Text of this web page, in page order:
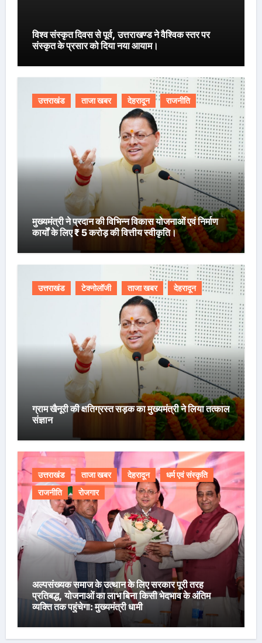
विश्व संस्कृत दिवस से पूर्व, उत्तराखण्ड ने वैश्विक स्तर पर
संस्कृत के प्रसार को दिया नया आयाम।
उत्तराखंड ताजा खबर देहरादून राजनीति
मुख्यमंत्री ने प्रदान की विभिन्न विकास योजनाओं एवं निर्माण
कार्यों के लिए ₹ 5 करोड़ की वित्तीय स्वीकृति।
उत्तराखंड टेक्नोलॉजी ताजा खबर देहरादून
ग्राम खैनूरी की क्षतिग्रस्त सड़क का मुख्यमंत्री ने लिया तत्काल
संज्ञान
उत्तराखंड ताजा खबर देहरादून
धर्म एवं संस्कृति
राजनीति
रोजगार
अल्पसंख्यक समाज के उत्थान के लिए सरकार पूरी तरह
प्रतिबद्ध, योजनाओं का लाभ बिना किसी भेदभाव के अंतिम
व्यक्ति तक पहुंचेगा: मुख्यमंत्री धामी